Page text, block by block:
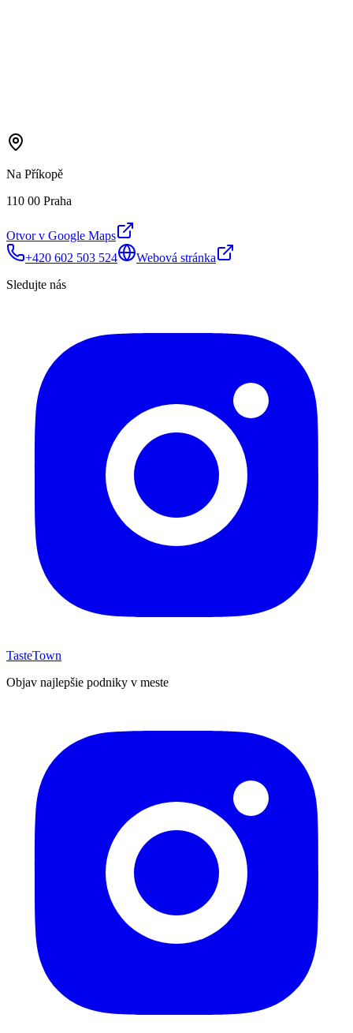
Na Příkopě
110 00 Praha
Otvor v Google Maps
+420 602 503 524
Webová stránka
Sledujte nás
TasteTown
Objav najlepšie podniky v meste